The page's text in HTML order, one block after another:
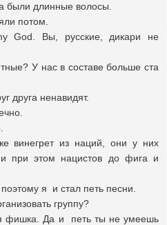
были длинные волосы.
потом.
God. Вы, русские, дикари не
У нас в составе больше ста
друга ненавидят.
винегрет из наций, они у них
при этом нацистов до фига и
я и стал петь песни.
группу?
фишка. Да и петь ты не умеешь